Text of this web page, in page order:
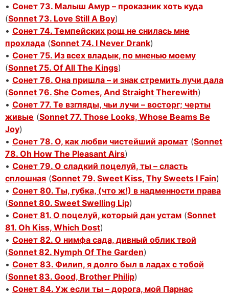
• Сонет 73. Малыш Амур – проказник хоть куда
(Sonnet 73. Love Still A Boy)
• Сонет 74. Темпейских рощ не снилась мне
прохлада (Sonnet 74. I Never Drank)
• Сонет 75. Из всех владык, по мненью моему
(Sonnet 75. Of All The Kings)
• Сонет 76. Она пришла – и знак стремить лучи дала
(Sonnet 76. She Comes, And Straight Therewith)
• Сонет 77. Те взгляды, чьи лучи – восторг; черты
живые (Sonnet 77. Those Looks, Whose Beams Be
Joy)
• Сонет 78. О, как любви чистейший аромат (Sonnet
78. Oh How The Pleasant Airs)
• Сонет 79. О сладкий поцелуй, ты – сласть
сплошная (Sonnet 79. Sweet Kiss, Thy Sweets I Fain)
• Сонет 80. Ты, губка, (что ж!) в надменности права
(Sonnet 80. Sweet Swelling Lip)
• Сонет 81. О поцелуй, который дан устам (Sonnet
81. Oh Kiss, Which Dost)
• Сонет 82. О нимфа сада, дивный облик твой
(Sonnet 82. Nymph Of The Garden)
• Сонет 83. Филип, я долго был в ладах с тобой
(Sonnet 83. Good, Brother Philip)
• Сонет 84. Уж если ты – дорога, мой Парнас